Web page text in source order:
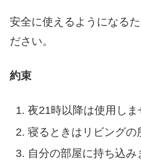
安全に使えるようになる
ださい。
約束
夜21時以降は使用しま
寝るときはリビングの
自分の部屋に持ち込み